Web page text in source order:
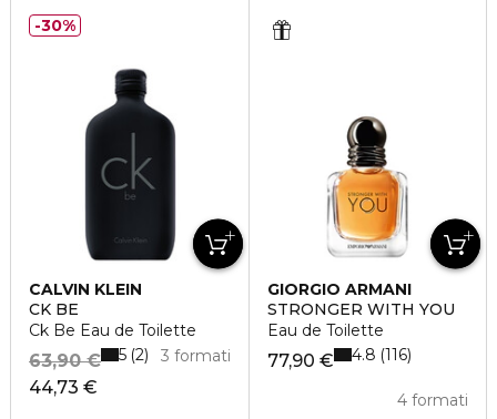
CALVIN KLEIN
CK BE
Ck Be Eau de Toilette
44,73 €
63,90 € 3 formati
5 2
30%
GIORGIO ARMANI
STRONGER WITH YOU
Eau de Toilette
77,90 €
4 formati
4.8 116